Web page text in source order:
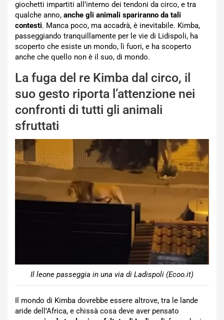
giochetti impartiti all’interno dei tendoni da circo, e tra
qualche anno, anche gli animali spariranno da tali
contesti. Manca poco, ma accadrà, è inevitabile. Kimba,
passeggiando tranquillamente per le vie di Lidispoli, ha
scoperto che esiste un mondo, lì fuori, e ha scoperto
anche che quello non è il suo, di mondo.
La fuga del re Kimba dal circo, il
suo gesto riporta l’attenzione nei
confronti di tutti gli animali
sfruttati
Il leone passeggia in una via di Ladispoli (Ecoo.it)
Il mondo di Kimba dovrebbe essere altrove, tra le lande
aride dell’Africa, e chissà cosa deve aver pensato